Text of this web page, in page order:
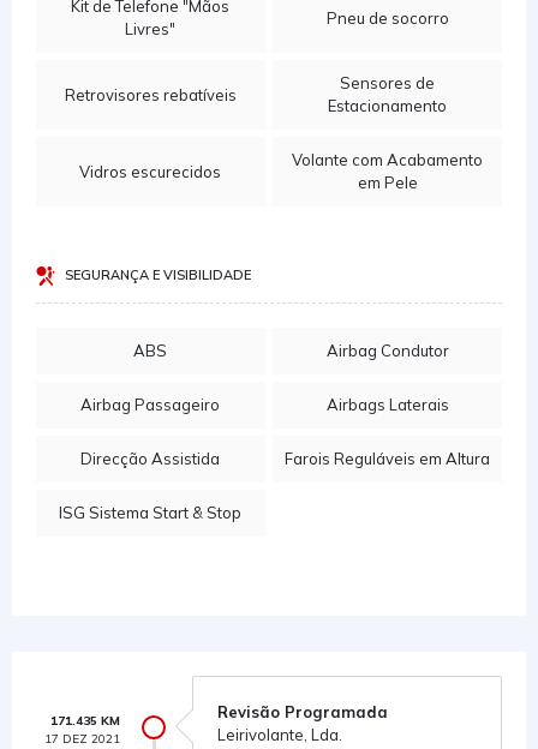
Kit de Telefone "Mãos
Livres"
Pneu de socorro
Retrovisores rebatíveis
Sensores de
Estacionamento
Vidros escurecidos
Volante com Acabamento
em Pele
SEGURANÇA E VISIBILIDADE
ABS Airbag Condutor
Airbag Passageiro Airbags Laterais
Direcção Assistida Farois Reguláveis em Altura
ISG Sistema Start & Stop
171.435 KM
17 DEZ 2021
Revisão Programada
Leirivolante, Lda.